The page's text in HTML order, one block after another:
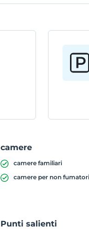
camere
camere familiari
camere per non fumatori
Punti salienti